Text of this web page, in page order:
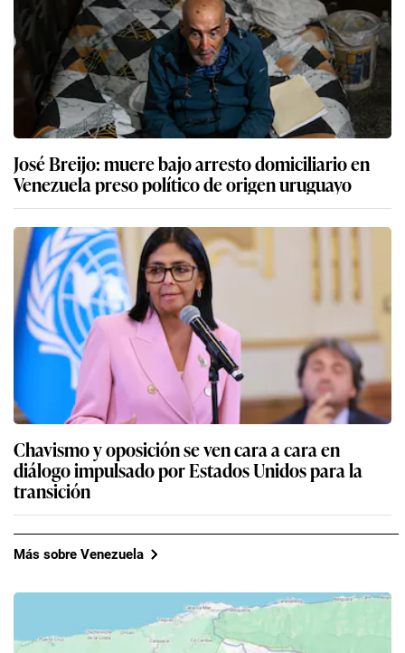
José Breijo: muere bajo arresto domiciliario en
Venezuela preso político de origen uruguayo
Chavismo y oposición se ven cara a cara en
diálogo impulsado por Estados Unidos para la
transición
Más sobre Venezuela